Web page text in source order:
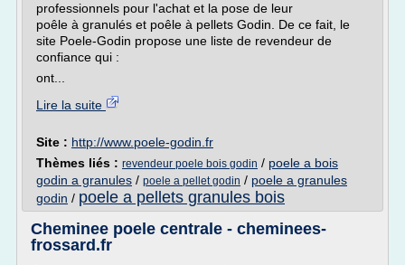
professionnels pour l'achat et la pose de leur
poêle à granulés et poêle à pellets Godin. De ce fait, le
site Poele-Godin propose une liste de revendeur de
confiance qui :
ont...
Lire la suite
Site : http://www.poele-godin.fr
Thèmes liés : revendeur poele bois godin / poele a bois
godin a granules / poele a pellet godin / poele a granules
godin / poele a pellets granules bois
Cheminee poele centrale - cheminees-
frossard.fr